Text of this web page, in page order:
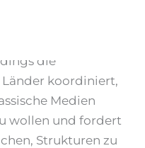
die
koordiniert,
Medien
wollen und fordert
Strukturen zu